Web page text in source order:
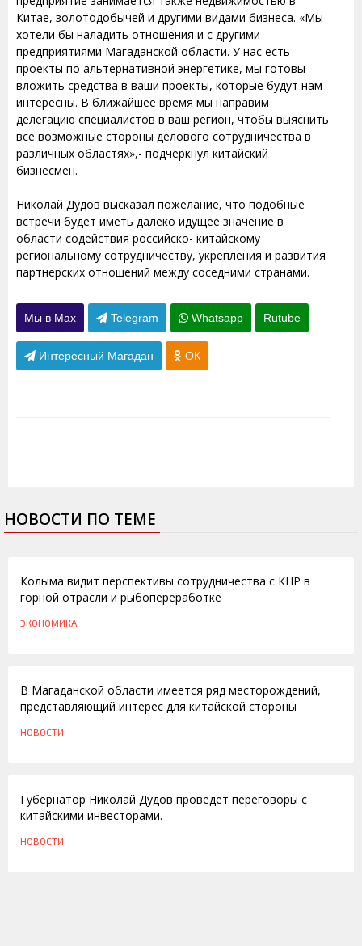
Китае, золотодобычей и другими видами бизнеса. «Мы
хотели бы наладить отношения и с другими
предприятиями Магаданской области. У нас есть
проекты по альтернативной энергетике, мы готовы
вложить средства в ваши проекты, которые будут нам
интересны. В ближайшее время мы направим
делегацию специалистов в ваш регион, чтобы выяснить
все возможные стороны делового сотрудничества в
различных областях»,- подчеркнул китайский
бизнесмен.
Николай Дудов высказал пожелание, что подобные
встречи будет иметь далеко идущее значение в
области содействия российско- китайскому
региональному сотрудничеству, укрепления и развития
партнерских отношений между соседними странами.
Мы в Max Telegram Whatsapp Rutube
Интересный Магадан ОК
НОВОСТИ ПО ТЕМЕ
Колыма видит перспективы сотрудничества с КНР в
горной отрасли и рыбопереработке
ЭКОНОМИКА
В Магаданской области имеется ряд месторождений,
представляющий интерес для китайской стороны
НОВОСТИ
Губернатор Николай Дудов проведет переговоры с
китайскими инвесторами.
НОВОСТИ